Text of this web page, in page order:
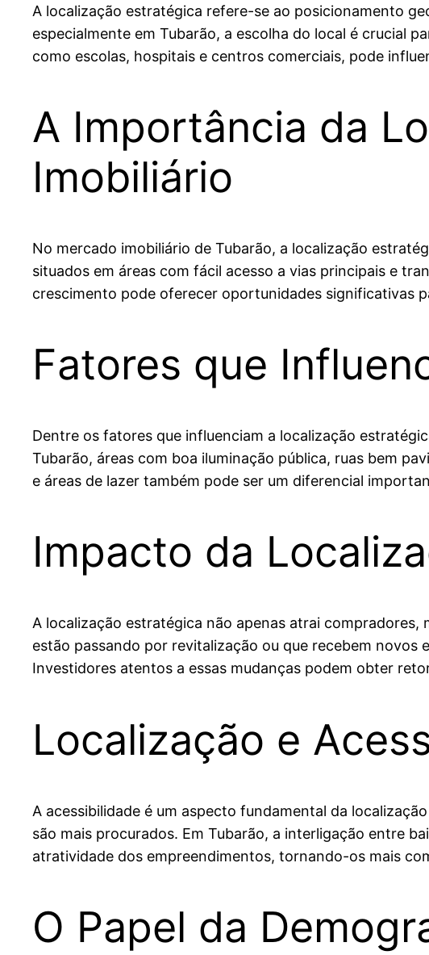
A localização estratégica refere-se ao posicionamento
especialmente em Tubarão, a escolha do local é crucial
como escolas, hospitais e centros comerciais, pode
A Importância da
Imobiliário
No mercado imobiliário de Tubarão, a localização
situados em áreas com fácil acesso a vias principais e
crescimento pode oferecer oportunidades significativas
Fatores que
Dentre os fatores que influenciam a localização
Tubarão, áreas com boa iluminação pública, ruas bem
e áreas de lazer também pode ser um diferencial
Impacto da
A localização estratégica não apenas atrai
estão passando por revitalização ou que recebem
Investidores atentos a essas mudanças podem obter
Localização e
A acessibilidade é um aspecto fundamental da
são mais procurados. Em Tubarão, a interligação entre
atratividade dos empreendimentos, tornando-os mais
O Papel da